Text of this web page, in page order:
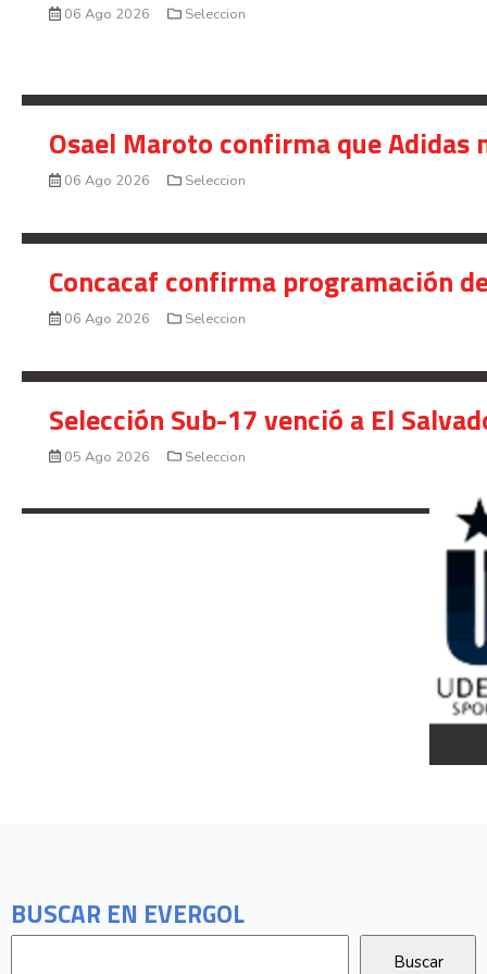
BUSCAR EN EVERGOL
06 Ago 2026 Seleccion
Osael Maroto confirma que Adidas
06 Ago 2026 Seleccion
Concacaf confirma programación
06 Ago 2026 Seleccion
Selección Sub-17 venció a El
05 Ago 2026 Seleccion